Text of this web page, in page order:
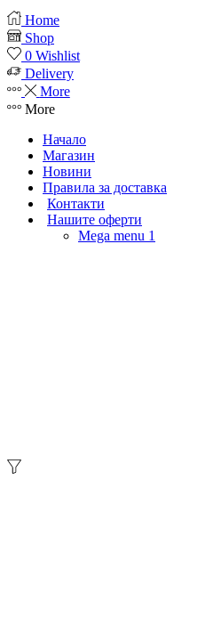
Home
Shop
0 Wishlist
Delivery
More
More
Начало
Магазин
Новини
Правила за доставка
Контакти
Нашите оферти
Mega menu 1